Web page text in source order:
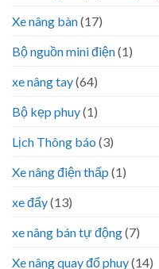
Xe nâng bàn(17)
Bộ nguồn mini điện(1)
xe nâng tay(64)
Bộ kẹp phuy(1)
Lịch Thông báo (3)
Xe nâng điện thấp (1)
xe đẩy(13)
xe nâng bán tự động(7)
Xe nâng quay đổ phuy(14)